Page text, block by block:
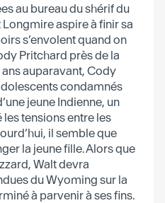
au bureau du shérif du
aspire à finir sa
s’envolent quand on
Pritchard près de la
auparavant, Cody
condamnés
jeune Indienne, un
tensions entre les
il semble que
la jeune fille. Alors que
Walt devra
du Wyoming sur la
à parvenir à ses fins.